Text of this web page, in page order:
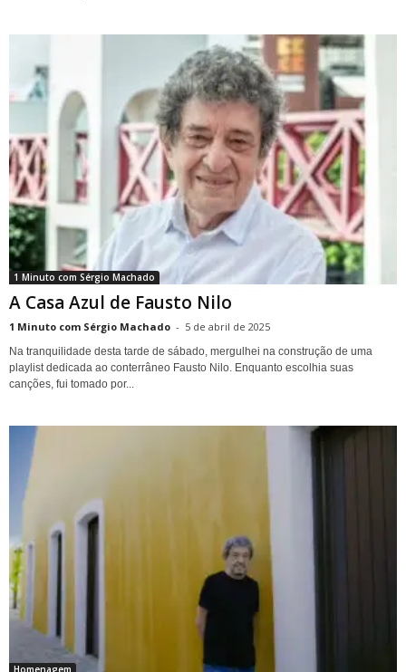
1 Minuto com Sérgio Machado
A Casa Azul de Fausto Nilo
1 Minuto com Sérgio Machado - 5 de abril de 2025
Na tranquilidade desta tarde de sábado, mergulhei na construção de uma
playlist dedicada ao conterrâneo Fausto Nilo. Enquanto escolhia suas
canções, fui tomado por...
Homenagem